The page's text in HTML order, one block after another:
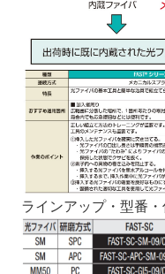
ラインアップ・型番